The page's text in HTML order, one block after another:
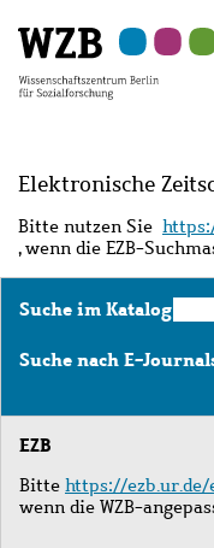
Hauptinhalt
springen
Navigation
springen
Suche
springen
Sekundärnavigation
springen
Fußzeile
springen
Elektronische
Bitte nutzen Sie
, wenn die EZB-
Suche im Katalog
im
Suche nach E-
EZB
Bitte https://
wenn die WZB-